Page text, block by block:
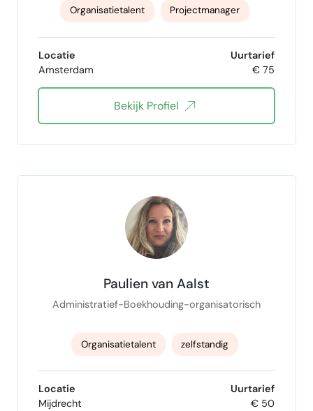
Organisatietalent Projectmanager
Stakeholdermanagement
power bi
Locatie
Amsterdam
Uurtarief
€ 75
Bekijk Profiel
Paulien van Aalst
Administratief-Boekhouding-organisatorisch
Organisatietalent zelfstandig
Locatie
Mijdrecht
Uurtarief
€ 50